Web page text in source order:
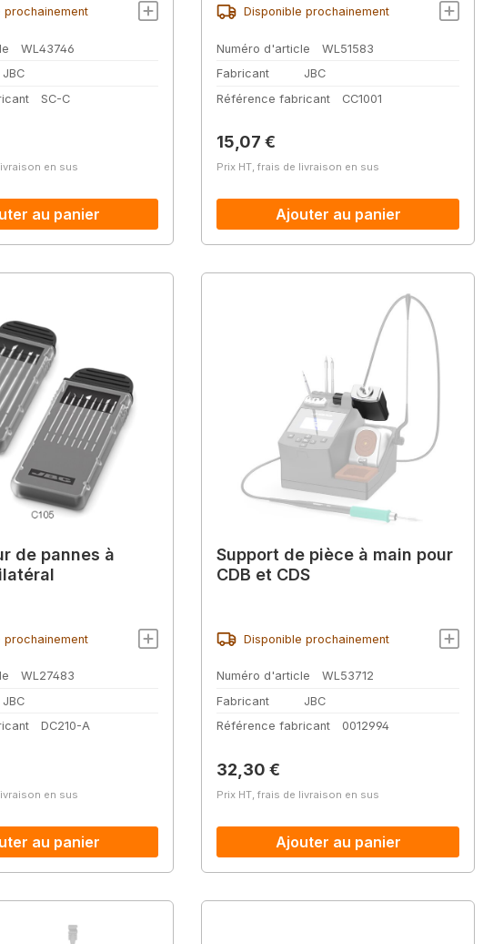
prochainement
WL43746
JBC
SC-C
en sus
au panier
Disponible prochainement
Numéro d'article
WL51583
Fabricant
JBC
Référence fabricant
CC1001
Prix régulier :
15,07 €
Prix HT, frais de livraison en sus
Ajouter au panier
de pannes à
prochainement
WL27483
JBC
DC210-A
en sus
au panier
Support de pièce à main pour
CDB et CDS
Disponible prochainement
Numéro d'article
WL53712
Fabricant
JBC
Référence fabricant
0012994
Prix régulier :
32,30 €
Prix HT, frais de livraison en sus
Ajouter au panier